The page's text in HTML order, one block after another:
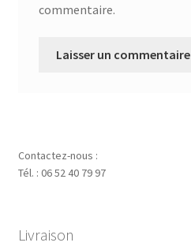
commentaire.
Contactez-nous :
Tél. : 06 52 40 79 97
Livraison